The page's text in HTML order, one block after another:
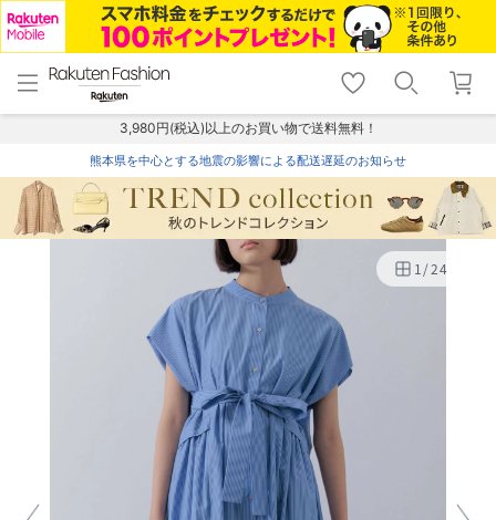
menu home
トップ
shopping_cart lock_outline
ログイン
3,980円(税込)以上のお買い物で送料無料！
熊本県を中心とする地震の影響による配送遅延のお知らせ
1/24